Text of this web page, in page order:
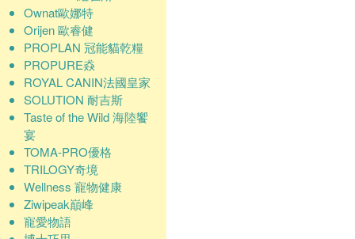
Ownat歐娜特
Orijen 歐睿健
PROPLAN 冠能貓乾糧
PROPURE猋
ROYAL CANIN法國皇家
SOLUTION 耐吉斯
Taste of the Wild 海陸饗
宴
TOMA-PRO優格
TRILOGY奇境
Wellness 寵物健康
Ziwipeak巔峰
寵愛物語